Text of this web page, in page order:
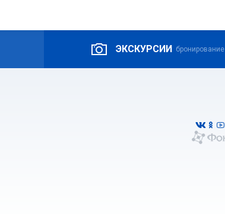
ЭКСКУРСИИ бронирование